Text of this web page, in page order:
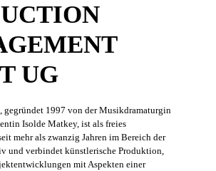
UG
gegründet 1997 von der Musikdramaturgin
Isolde Matkey, ist als freies
mehr als zwanzig Jahren im Bereich der
und verbindet künstlerische Produktion,
mit Aspekten einer